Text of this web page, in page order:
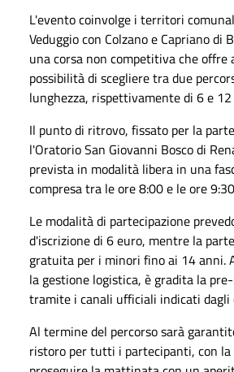
L'evento coinvolge i territori
Veduggio con Colzano e Capriano di
una corsa non competitiva che
possibilità di scegliere tra due
lunghezza, rispettivamente di 6 e
Il punto di ritrovo, fissato per la
l'Oratorio San Giovanni Bosco di
prevista in modalità libera in una
compresa tra le ore 8:00 e le ore
Le modalità di partecipazione
d'iscrizione di 6 euro, mentre la
gratuita per i minori fino ai 14 anni.
la gestione logistica, è gradita la
tramite i canali ufficiali indicati dagli
Al termine del percorso sarà
ristoro per tutti i partecipanti, con la